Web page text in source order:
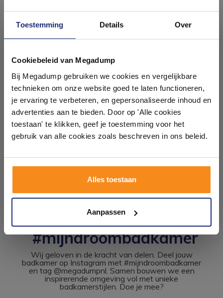
Toestemming Details Over
Cookiebeleid van Megadump
Bij Megadump gebruiken we cookies en vergelijkbare
technieken om onze website goed te laten functioneren,
je ervaring te verbeteren, en gepersonaliseerde inhoud en
advertenties aan te bieden. Door op 'Alle cookies
toestaan' te klikken, geef je toestemming voor het
gebruik van alle cookies zoals beschreven in ons beleid.
Alles toestaan
Aanpassen
Aloni Mat Chroom
volgende (werk)dag in huis
38,00
31,00
Aloni Wit
volgende (werk)dag in huis
26,00
#mijndroombadkamer
Wij geloven in de kracht van delen. Deel jouw
badkamer op Instagram met #mijndroombadkamer
en tag @megadumpnl. Samen bouwen we een
inspirerende omgeving vol met unieke
badkamerstijlen. Doe je mee?
badkamers in onze 1000 m²
showroom
Laat je inspireren door 21 volledig ingerichte
badkameropstellingen – van compact tot luxe. Onze
ervaren adviseurs helpen je persoonlijk, en je vindt
tegels & sanitair direct uit voorraad. Gratis parkeren
op eigen terrein.
Kom langs en ervaar zelf het verschil!